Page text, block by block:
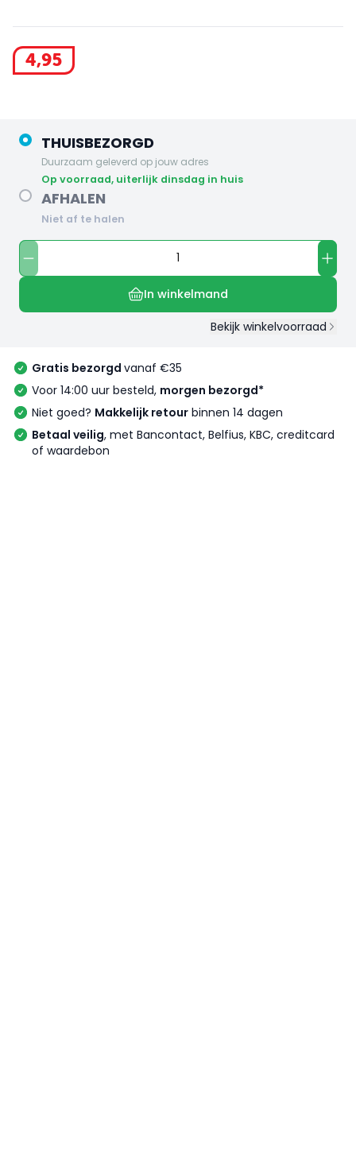
4,95
THUISBEZORGD
Duurzaam geleverd op jouw adres
op voorraad, uiterlijk dinsdag in huis
AFHALEN
Niet af te halen
In winkelmand
Bekijk winkelvoorraad
Gratis bezorgd vanaf €35
Voor 14:00 uur besteld, morgen bezorgd*
Niet goed? Makkelijk retour binnen 14 dagen
Betaal veilig, met Bancontact, Belfius, KBC, creditcard
of waardebon